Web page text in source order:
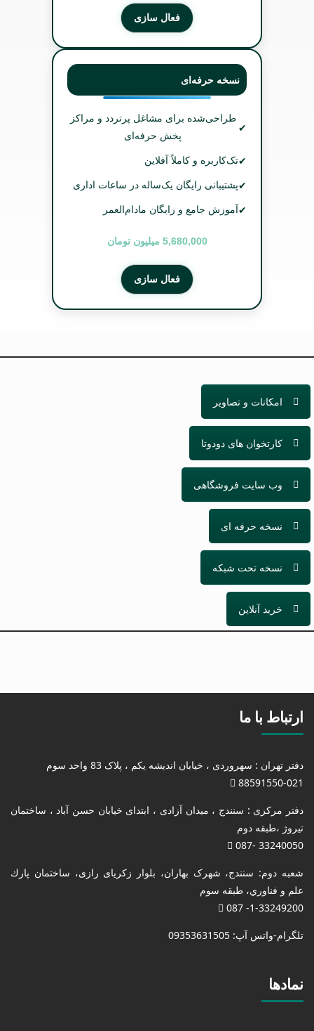
فعال سازی
نسخه حرفه‌ای
✔
طراحی‌شده برای مشاغل پرتردد و مراکز
پخش حرفه‌ای
✔تک‌کاربره و کاملاً آفلاین
✔پشتیبانی رایگان یک‌ساله در ساعات اداری
✔آموزش جامع و رایگان مادام‌العمر
5,680,000 میلیون تومان
فعال سازی
امکانات و تصاویر
کارتخوان های دودوتا
وب سایت فروشگاهی
نسخه حرفه ای
نسخه تحت شبکه
خرید آنلاین
ارتباط با ما
دفتر تهران : سهروردی ، خیابان اندیشه یکم ، پلاک 83 واحد سوم
88591550-021
دفتر مرکزی : سنندج ، میدان آزادی ، ابتدای خیابان حسن آباد ، ساختمان
تیروژ ،طبقه دوم
33240050 -087
شعبه دوم: سنندج، شهرک بهاران، بلوار زکریای رازی، ساختمان پارك
علم و فناوري، طبقه سوم
1-33249200- 087
تلگرام-واتس آپ: 09353631505
نمادها